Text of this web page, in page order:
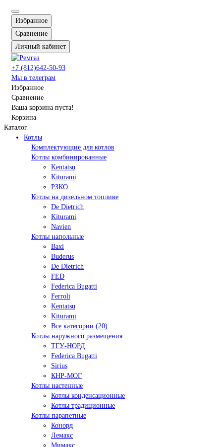
Избранное
Сравнение
Личный кабинет
+7 (812)642-50-93
Мы в телеграм
Избранное
Сравнение
Ваша корзина пуста!
Корзина
Каталог
Котлы
Комплектующие для котлов
Котлы комбинированные
Kentatsu
Kiturami
РЗКО
Котлы на дизельном топливе
De Dietrich
Kiturami
Navien
Котлы напольные
Baxi
Buderus
De Dietrich
FED
Federica Bugatti
Ferroli
Kentatsu
Kiturami
Все категории (20)
Котлы наружного размещения
ТГУ-НОРД
Federica Bugatti
Sirius
КНР-МОГ
Котлы настенные
Котлы конденсационные
Котлы традиционные
Котлы парапетные
Конорд
Лемакс
Мимакс